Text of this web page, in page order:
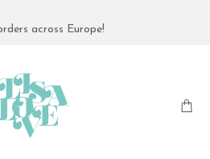
across Europe!